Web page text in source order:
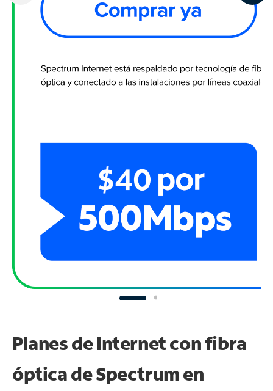
Planes de Internet con fibra
óptica de Spectrum en